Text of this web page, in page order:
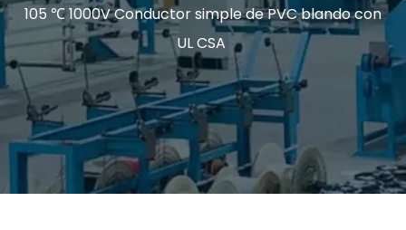
105 ℃ 1000V Conductor simple de PVC blando con
UL CSA